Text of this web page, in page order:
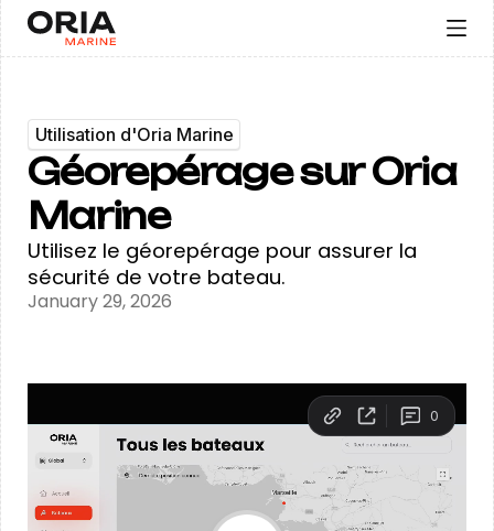
Utilisation d'Oria Marine
Géorepérage sur Oria
Marine
Utilisez le géorepérage pour assurer la
sécurité de votre bateau.
January 29, 2026